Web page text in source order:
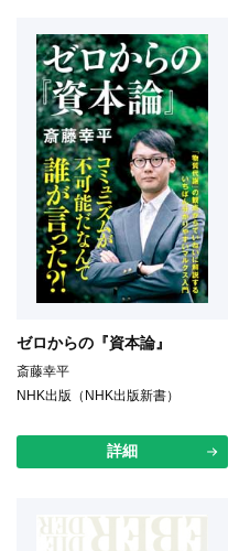
ゼロからの『資本論』
斎藤幸平
NHK出版（NHK出版新書）
詳細